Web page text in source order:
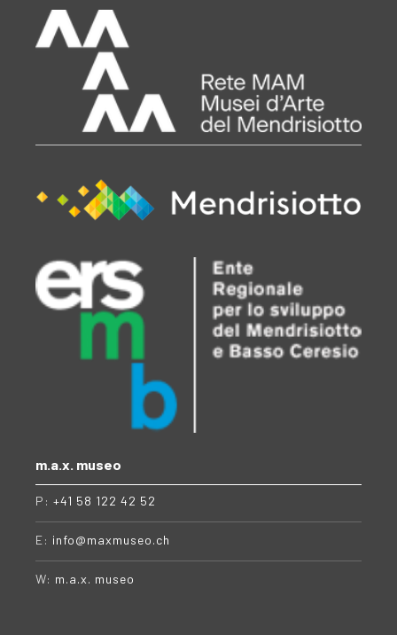
m.a.x. museo
P: +41 58 122 42 52
E: info@maxmuseo.ch
W: m.a.x. museo